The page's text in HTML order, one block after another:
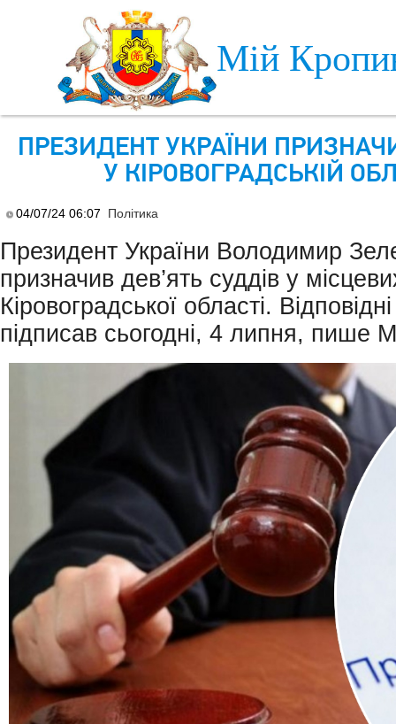
Мій
ПРЕЗИДЕНТ УКРАЇНИ
У КІРОВОГРАДСЬКІЙ
04/07/24 06:07 Політика
Президент України Володимир
призначив дев’ять суддів у
Кіровоградської області.
підписав сьогодні, 4 липня, пише